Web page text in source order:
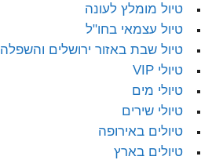
טיול מומלץ לעונה
טיול עצמאי בחו"ל
טיול שבת באזור ירושלים והשפלה
טיולי VIP
טיולי מים
טיולי שירים
טיולים באירופה
טיולים בארץ